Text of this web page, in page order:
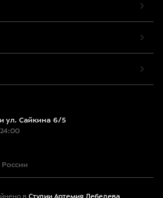
ул. Сайкина 6/5